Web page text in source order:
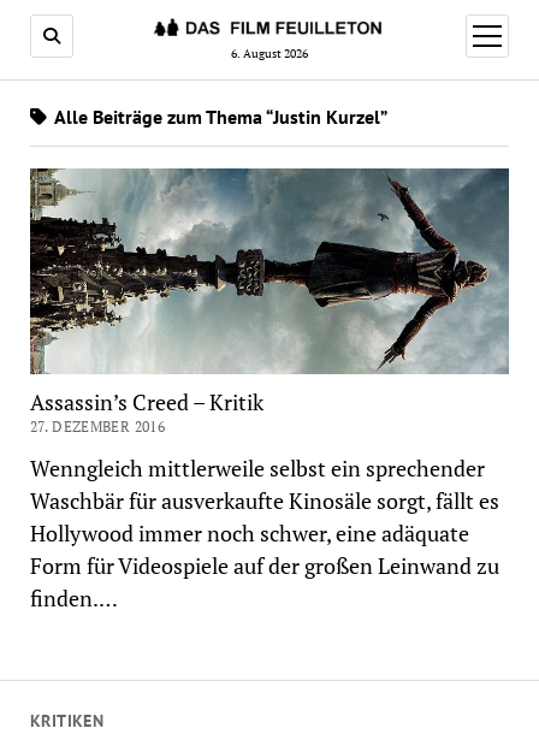
6. August 2026
Menü
öffnen
KRITIKEN
Alle Beiträge zum Thema “Justin Kurzel”
Assassin’s Creed – Kritik
27. DEZEMBER 2016
Wenngleich mittlerweile selbst ein sprechender
Waschbär für ausverkaufte Kinosäle sorgt, fällt es
Hollywood immer noch schwer, eine adäquate
Form für Videospiele auf der großen Leinwand zu
finden.…